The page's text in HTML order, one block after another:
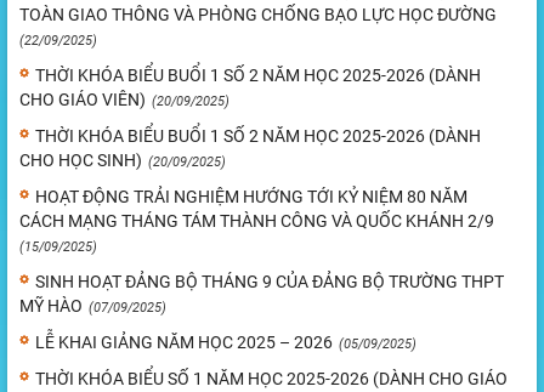
TOÀN GIAO THÔNG VÀ PHÒNG CHỐNG BẠO LỰC HỌC ĐƯỜNG
(22/09/2025)
THỜI KHÓA BIỂU BUỔI 1 SỐ 2 NĂM HỌC 2025-2026 (DÀNH
CHO GIÁO VIÊN) (20/09/2025)
THỜI KHÓA BIỂU BUỔI 1 SỐ 2 NĂM HỌC 2025-2026 (DÀNH
CHO HỌC SINH) (20/09/2025)
HOẠT ĐỘNG TRẢI NGHIỆM HƯỚNG TỚI KỶ NIỆM 80 NĂM
CÁCH MẠNG THÁNG TÁM THÀNH CÔNG VÀ QUỐC KHÁNH 2/9
(15/09/2025)
SINH HOẠT ĐẢNG BỘ THÁNG 9 CỦA ĐẢNG BỘ TRƯỜNG THPT
MỸ HÀO (07/09/2025)
LỄ KHAI GIẢNG NĂM HỌC 2025 – 2026 (05/09/2025)
THỜI KHÓA BIỂU SỐ 1 NĂM HỌC 2025-2026 (DÀNH CHO GIÁO